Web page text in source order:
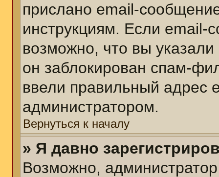
прислано email-
инструкциям. Если email-
возможно, что вы
он заблокирован спам-
ввели правильный адрес
администратором.
Вернуться к началу
» Я давно
Возможно,